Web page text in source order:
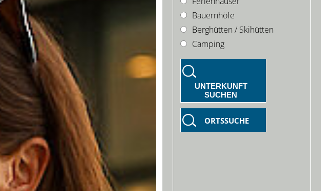
Bauernhöfe
Berghütten / Skihütten
Camping
UNTERKUNFT
SUCHEN
ORTSSUCHE